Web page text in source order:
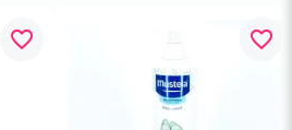
favorite_border favorite_border